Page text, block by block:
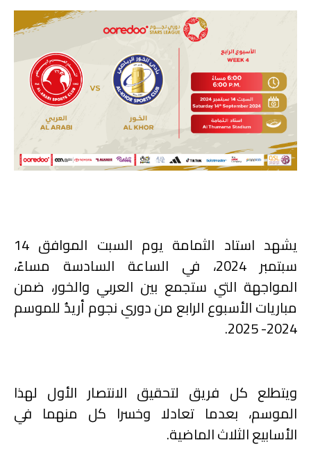
يشهد استاد الثمامة يوم السبت الموافق 14
سبتمبر 2024، في الساعة السادسة مساءً،
المواجهة التي ستجمع بين العربي والخور، ضمن
مباريات الأسبوع الرابع من دوري نجوم أريدُ للموسم
2024- 2025.
ويتطلع كل فريق لتحقيق الانتصار الأول لهذا
الموسم، بعدما تعادلا وخسرا كل منهما في
الأسابيع الثلاث الماضية.